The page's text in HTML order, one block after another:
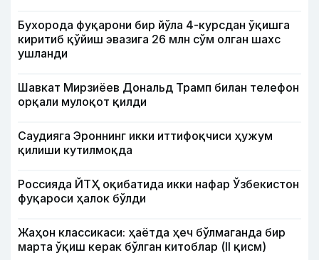
Бухорода фуқарони бир йўла 4-курсдан ўқишга
киритиб қўйиш эвазига 26 млн сўм олган шахс
ушланди
Шавкат Мирзиёев Дональд Трамп билан телефон
орқали мулоқот қилди
Саудияга Эроннинг икки иттифоқчиси ҳужум
қилиши кутилмоқда
Россияда ЙТҲ оқибатида икки нафар Ўзбекистон
фуқароси ҳалок бўлди
Жаҳон классикаси: ҳаётда ҳеч бўлмаганда бир
марта ўқиш керак бўлган китоблар (II қисм)